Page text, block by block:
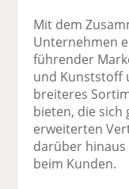
Mit dem
Unternehmen
führender
und Kunststoff
breiteres
bieten, die sich
erweiterten
darüber
beim Kunden.